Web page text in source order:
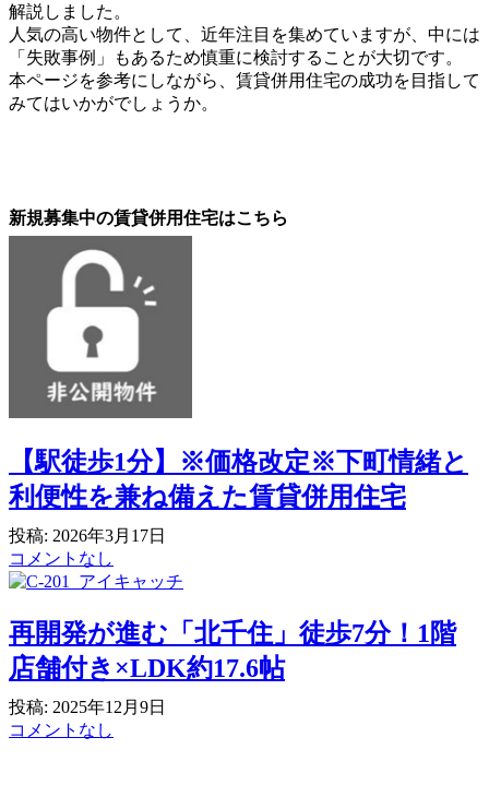
解説しました。
人気の高い物件として、近年注目を集めていますが、中には
「失敗事例」もあるため慎重に検討することが大切です。
本ページを参考にしながら、賃貸併用住宅の成功を目指して
みてはいかがでしょうか。
新規募集中の賃貸併用住宅はこちら
【駅徒歩1分】※価格改定※下町情緒と
利便性を兼ね備えた賃貸併用住宅
投稿: 2026年3月17日
コメントなし
再開発が進む「北千住」徒歩7分！1階
店舗付き×LDK約17.6帖
投稿: 2025年12月9日
コメントなし